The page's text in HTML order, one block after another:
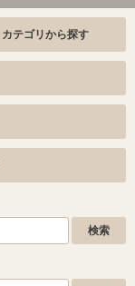
カテゴリから探す